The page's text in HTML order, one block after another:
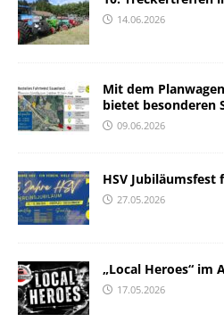
14.06.2026
Mit dem
bietet besonderen
09.06.2026
HSV Jubiläumsfest
27.05.2026
„Local Heroes“ im
17.05.2026